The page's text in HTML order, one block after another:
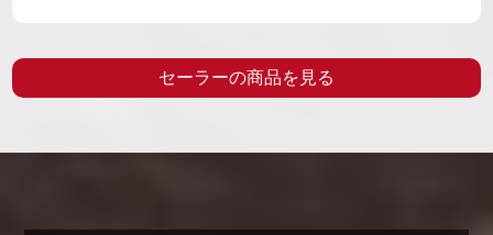
セーラーの商品を見る